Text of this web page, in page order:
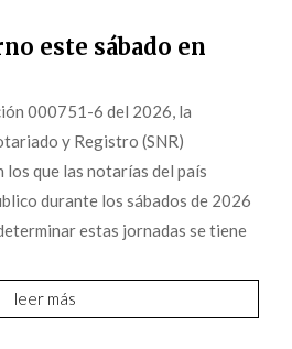
este sábado en
000751-6 del 2026, la
y Registro (SNR)
que las notarías del país
durante los sábados de 2026
estas jornadas se tiene
leer más